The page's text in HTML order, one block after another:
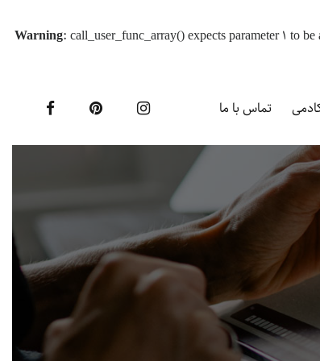
Warning: call_user_func_array() expects parameter 1 to
تماس با ما